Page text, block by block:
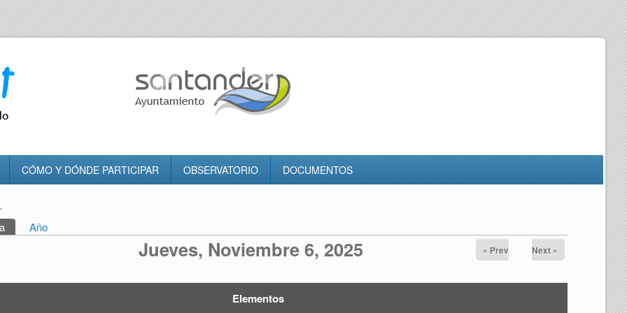
CÓMO Y DÓNDE PARTICIPAR OBSERVATORIO DOCUMENTOS
usted aquí
(solapa activa)
Año
Jueves, Noviembre 6, 2025 « Prev Next »
Elementos